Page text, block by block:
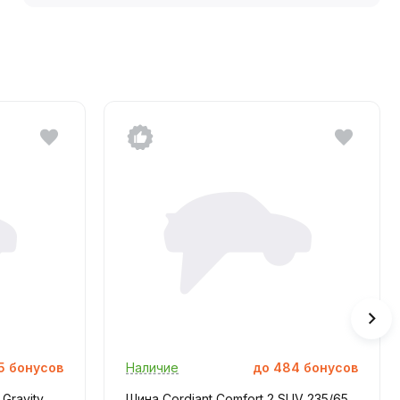
бонусов Наличие до 484 бонусов